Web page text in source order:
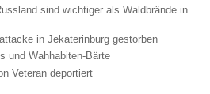
sind wichtiger als Waldbrände in
in Jekaterinburg gestorben
und Wahhabiten-Bärte
Veteran deportiert